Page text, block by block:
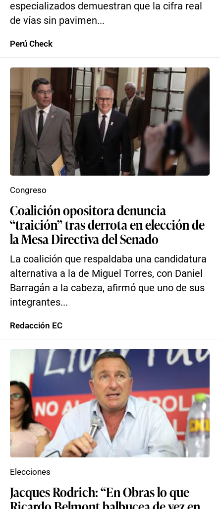
especializados demuestran que la cifra real
de vías sin pavimen...
Perú Check
Coalición opositora denuncia
“traición” tras derrota en elección de
la Mesa Directiva del Senado
La coalición que respaldaba una candidatura
alternativa a la de Miguel Torres, con Daniel
Barragán a la cabeza, afirmó que uno de sus
integrantes...
Congreso
Redacción EC
Jacques Rodrich: “En Obras lo que
Elecciones